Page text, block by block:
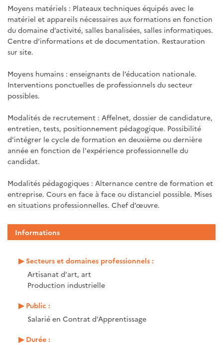
Moyens matériels : Plateaux techniques équipés avec le
matériel et appareils nécessaires aux formations en fonction
du domaine d’activité, salles banalisées, salles informatiques.
Centre d’informations et de documentation. Restauration
sur site.
Moyens humains : enseignants de l’éducation nationale.
Interventions ponctuelles de professionnels du secteur
possibles.
Modalités de recrutement : Affelnet, dossier de candidature,
entretien, tests, positionnement pédagogique. Possibilité
d'intégrer le cycle de formation en deuxième ou dernière
année en fonction de l'expérience professionnelle du
candidat.
Modalités pédagogiques : Alternance centre de formation et
entreprise. Cours en face à face ou distanciel possible. Mises
en situations professionnelles. Chef d’œuvre.
Informations
Secteurs et domaines professionnels :
Artisanat d'art, art
Production industrielle
Public :
Salarié en Contrat d'Apprentissage
Durée :